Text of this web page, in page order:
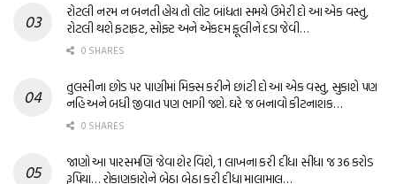
રોટલી નરમ ન બનતી હોય તો લોટ બાંધતા સમયે ઉમેરી દો આ એક વસ્તુ,
રોટલી થશે ફટાફટ, સોફ્ટ અને એકદમ ફૂલીને દડા જેવી…
0 SHARES
તુલસીના છોડ પર પાણીમાં મિક્સ કરીને છાંટી દો આ એક વસ્તુ, સુકાશે પણ
નહિ અને બધી જીવાત પણ ભાગી જશે. ઘરે જ બનાવો કીટનાશક…
0 SHARES
જાણો આ પારસમણિ જેવા શેર વિશે, 1 લાખના કરી દીધા સીધા જ 36 કરોડ
રૂપિયા… રોકાણકારોને બેઠા બેઠા કરી દીધા માલામાલ…